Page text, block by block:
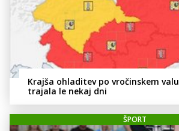
Krajša ohladitev po vročinskem
trajala le nekaj dni
ŠPORT